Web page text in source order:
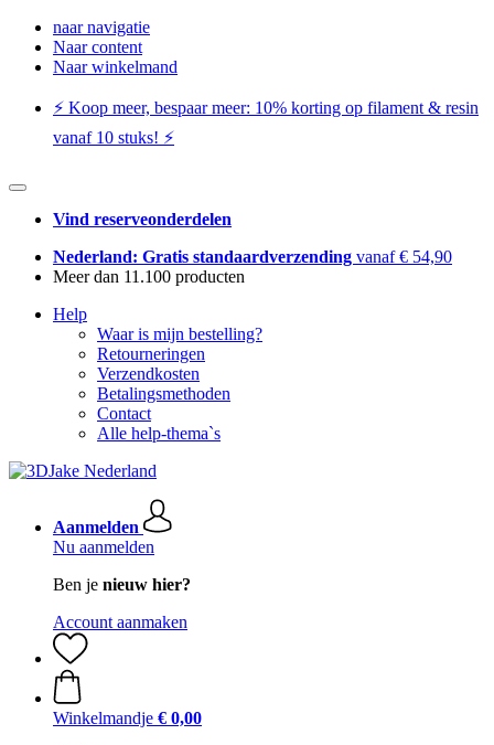
naar navigatie
Naar content
Naar winkelmand
⚡️ Koop meer, bespaar meer: ​​10% korting op filament & resin
vanaf 10 stuks! ⚡️
Vind reserveonderdelen
Nederland: Gratis standaardverzending vanaf € 54,90
Meer dan 11.100 producten
Help
Waar is mijn bestelling?
Retourneringen
Verzendkosten
Betalingsmethoden
Contact
Alle help-thema`s
Aanmelden
Nu aanmelden
Ben je nieuw hier?
Account aanmaken
Winkelmandje € 0,00